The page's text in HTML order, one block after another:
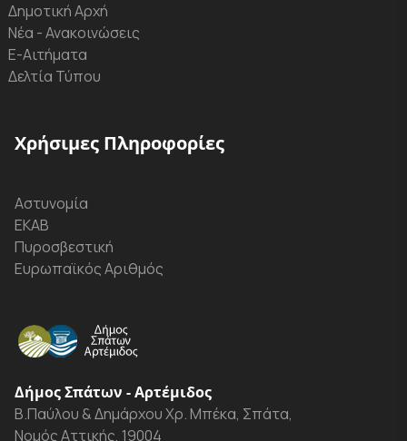
Δημοτική Αρχή
Νέα - Ανακοινώσεις
Ε-Αιτήματα
Δελτία Τύπου
Χρήσιμες Πληροφορίες
Αστυνομία
ΕΚΑΒ
Πυροσβεστική
Ευρωπαϊκός Αριθμός
Δήμος Σπάτων - Αρτέμιδος
Β.Παύλου & Δημάρχου Χρ. Μπέκα, Σπάτα,
Νομός Αττικής, 19004